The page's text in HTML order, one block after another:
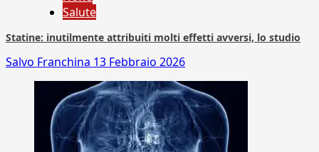
Salute
Statine: inutilmente attribuiti molti effetti avversi, lo studio
Salvo Franchina 13 Febbraio 2026